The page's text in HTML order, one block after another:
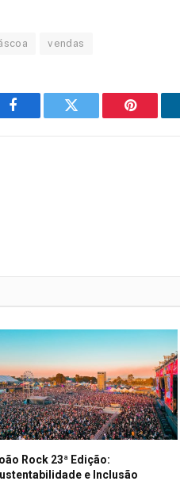
vendas
Facebook Twitter Pinterest
Rock 23ª Edição:
e Inclusão